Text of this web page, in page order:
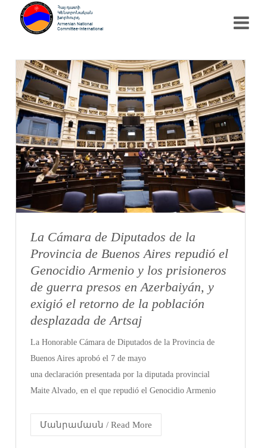
La Cámara de Diputados de la
Provincia de Buenos Aires repudió el
Genocidio Armenio y los prisioneros
de guerra presos en Azerbaiyán, y
exigió el retorno de la población
desplazada de Artsaj
La Honorable Cámara de Diputados de la Provincia de
Buenos Aires aprobó el 7 de mayo
una declaración presentada por la diputada provincial
Maite Alvado, en el que repudió el Genocidio Armenio
Մանրամասն / Read More